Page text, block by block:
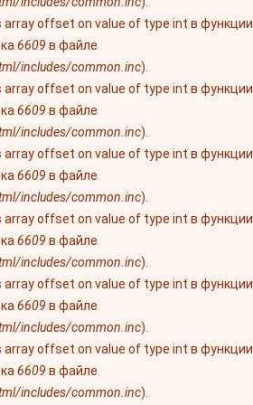
array offset on value of type int в функции
6609 в файле
includes/common.inc).
array offset on value of type int в функции
6609 в файле
includes/common.inc).
array offset on value of type int в функции
6609 в файле
includes/common.inc).
array offset on value of type int в функции
6609 в файле
includes/common.inc).
array offset on value of type int в функции
6609 в файле
includes/common.inc).
array offset on value of type int в функции
6609 в файле
includes/common.inc).